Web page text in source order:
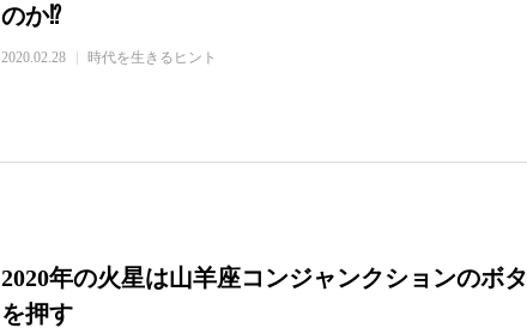
のか⁉
2020.02.28 時代を生きるヒント
2020年の火星は山羊座コンジャンクションのボ
を押す